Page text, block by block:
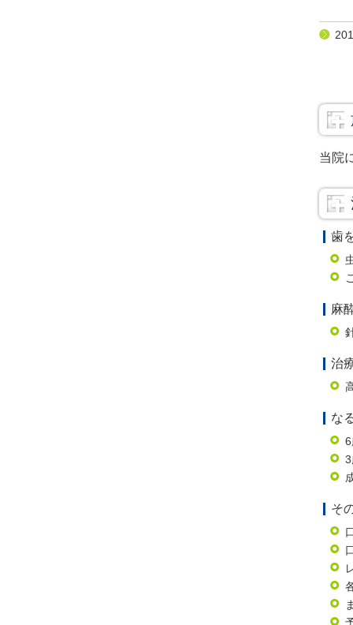
当院
歯
麻
治
な
そ